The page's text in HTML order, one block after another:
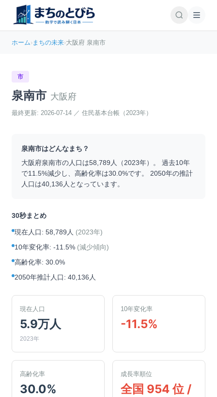
ホーム›まちの未来›大阪府 泉南市
市
泉南市 大阪府
最終更新: 2026-07-14 ／ 住民基本台帳（2023年）
泉南市はどんなまち？
大阪府泉南市の人口は58,789 人（2023年）。 過去10年
で11.5%減少し、高齢化率は30.0%です。 2050年の推計
人口は40,136 人となっています。
30秒まとめ
現在人口: 58,789人 (2023年)
10年変化率: -11.5% (減少傾向)
高齢化率: 30.0%
2050年推計人口: 40,136人
現在人口
5.9万人
2023年
10年変化率
-11.5%
高齢化率
30.0%
成長率順位
全国 954 位 /